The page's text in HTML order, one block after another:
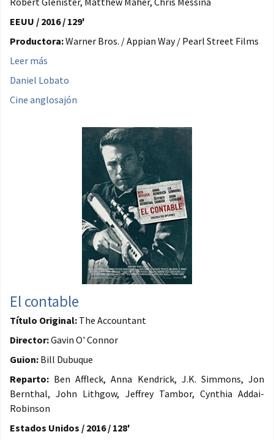
EEUU / 2016 / 129'
Productora:Warner Bros. / Appian Way / Pearl Street Films
Leer más
Daniel Lobato
Cine anglosajón
El contable
Título Original: The Accountant
Director:Gavin O' Connor
Guion: Bill Dubuque
Reparto: Ben Affleck, Anna Kendrick, J.K. Simmons, Jon
Bernthal, John Lithgow, Jeffrey Tambor, Cynthia Addai-
Robinson
Estados Unidos / 2016 / 128'